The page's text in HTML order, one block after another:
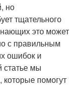
но
тщательного
это может
с правильным
ошибок и
статье мы
помогут